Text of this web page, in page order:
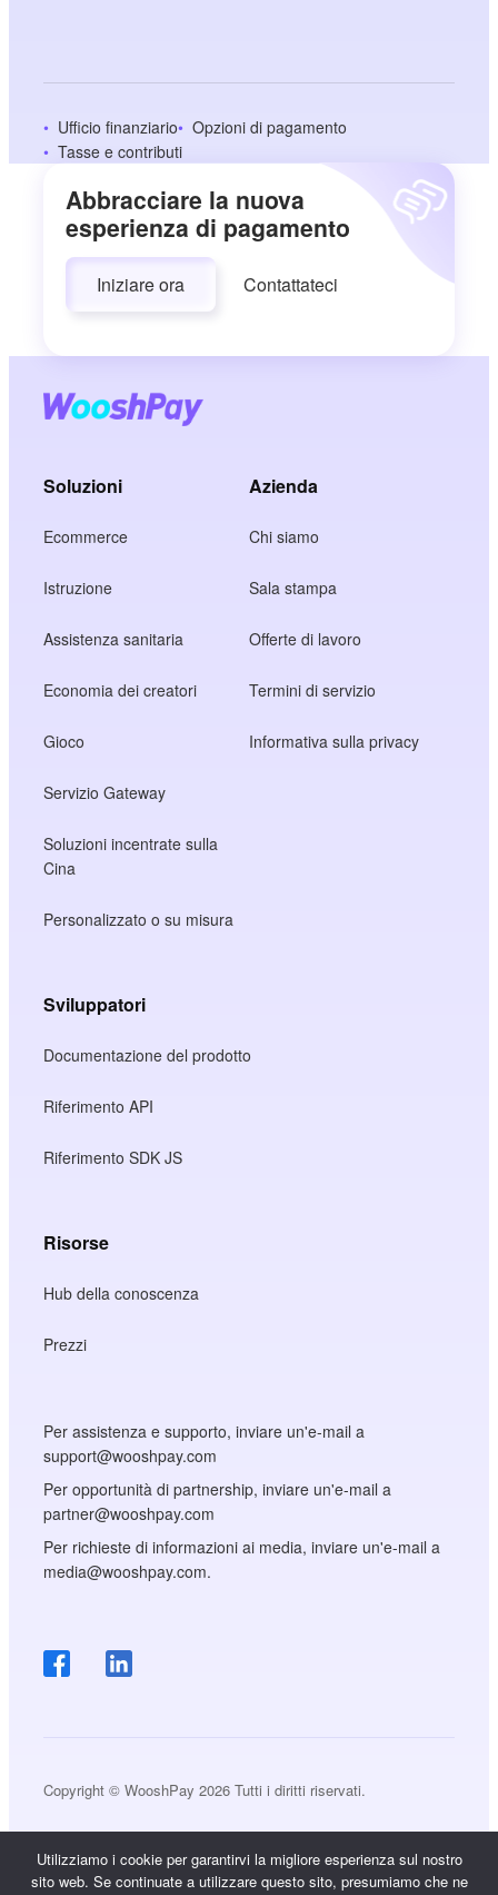
Ufficio finanziario
Opzioni di pagamento
Tasse e contributi
Abbracciare la nuova
esperienza di pagamento
Iniziare ora Contattateci
Soluzioni
Ecommerce
Istruzione
Assistenza sanitaria
Economia dei creatori
Gioco
Servizio Gateway
Soluzioni incentrate sulla
Cina
Personalizzato o su misura
Azienda
Chi siamo
Sala stampa
Offerte di lavoro
Termini di servizio
Informativa sulla privacy
Sviluppatori
Documentazione del prodotto
Riferimento API
Riferimento SDK JS
Risorse
Hub della conoscenza
Prezzi
Per assistenza e supporto, inviare un'e-mail a
support@wooshpay.com
Per opportunità di partnership, inviare un'e-mail a
partner@wooshpay.com
Per richieste di informazioni ai media, inviare un'e-mail a
media@wooshpay.com.
Copyright © WooshPay 2026 Tutti i diritti riservati.
Utilizziamo i cookie per garantirvi la migliore esperienza sul nostro
sito web. Se continuate a utilizzare questo sito, presumiamo che ne